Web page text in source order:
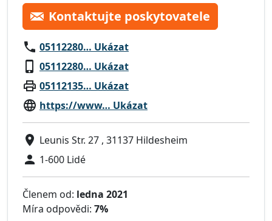
Kontaktujte poskytovatele
05112280… Ukázat
05112280… Ukázat
05112135… Ukázat
https://www… Ukázat
Leunis Str. 27 , 31137 Hildesheim
1-600 Lidé
Členem od: ledna 2021
Míra odpovědi: 7%